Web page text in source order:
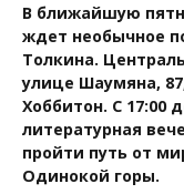
В ближайшую
ждет необычное
Толкина.
улице Шаумяна,
Хоббитон. С 17:00
литературная
пройти путь от
Одинокой горы.